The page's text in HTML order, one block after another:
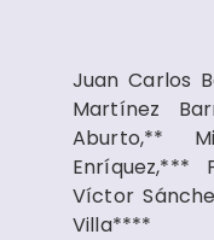
Juan Carlos
Martínez
Aburto,**
Enríquez,***
Víctor
Villa****